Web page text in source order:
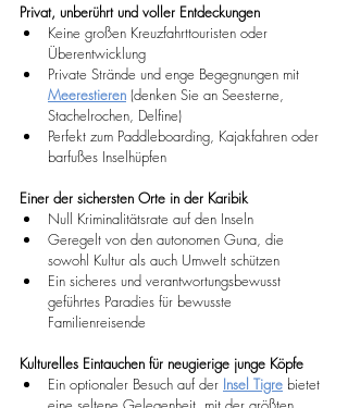
Privat, unberührt und voller Entdeckungen
Keine großen Kreuzfahrttouristen oder
Überentwicklung
Private Strände und enge Begegnungen mit
Meerestieren (denken Sie an Seesterne,
Stachelrochen, Delfine)
Perfekt zum Paddleboarding, Kajakfahren oder
barfußes Inselhüpfen
Einer der sichersten Orte in der Karibik
Null Kriminalitätsrate auf den Inseln
Geregelt von den autonomen Guna, die
sowohl Kultur als auch Umwelt schützen
Ein sicheres und verantwortungsbewusst
geführtes Paradies für bewusste
Familienreisende
Kulturelles Eintauchen für neugierige junge Köpfe
Ein optionaler Besuch auf der Insel Tigre bietet